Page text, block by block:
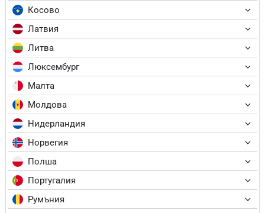
Косово
Латвия
Литва
Люксембург
Малта
Молдова
Нидерландия
Норвегия
Полша
Португалия
Румъния